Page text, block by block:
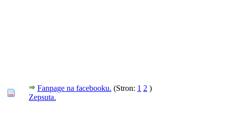
Fanpage na facebooku. (Stron: 1 2 )
Zepsuta.